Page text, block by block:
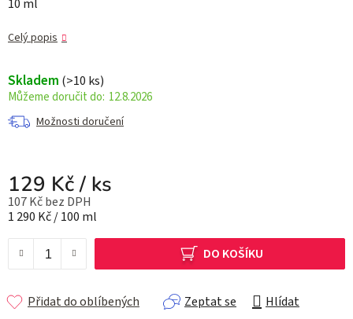
10 ml
Celý popis
Skladem (>10 ks)
12.8.2026
Možnosti doručení
129 Kč/ ks
107 Kč bez DPH
Měrná cena:
1 290 Kč / 100 ml
DO KOŠÍKU
Zeptat se Hlídat
Přidat do oblíbených